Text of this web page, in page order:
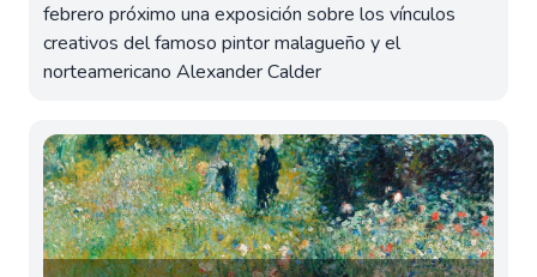
febrero próximo una exposición sobre los vínculos
creativos del famoso pintor malagueño y el
norteamericano Alexander Calder